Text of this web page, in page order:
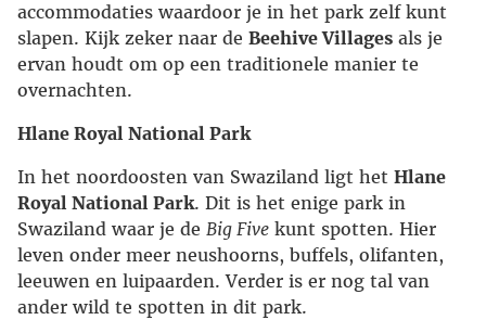
accommodaties waardoor je in het park zelf kunt
slapen. Kijk zeker naar de Beehive Villages als je
ervan houdt om op een traditionele manier te
overnachten.
Hlane Royal National Park
In het noordoosten van Swaziland ligt het Hlane
Royal National Park. Dit is het enige park in
Swaziland waar je de Big Five kunt spotten. Hier
leven onder meer neushoorns, buffels, olifanten,
leeuwen en luipaarden. Verder is er nog tal van
ander wild te spotten in dit park.